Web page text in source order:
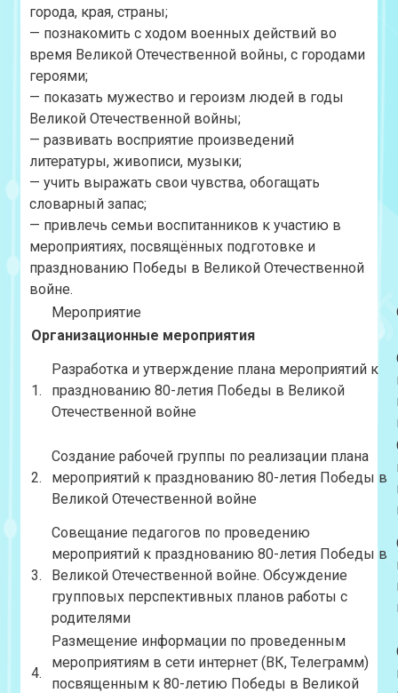
города, края, страны;
— познакомить с ходом военных действий во
время Великой Отечественной войны, с городами
героями;
— показать мужество и героизм людей в годы
Великой Отечественной войны;
— развивать восприятие произведений
литературы, живописи, музыки;
— учить выражать свои чувства, обогащать
словарный запас;
— привлечь семьи воспитанников к участию в
мероприятиях, посвящённых подготовке и
празднованию Победы в Великой Отечественной
войне.
Мероприятие
Организационные мероприятия
1.
Разработка и утверждение плана мероприятий к
празднованию 80-летия Победы в Великой
Отечественной войне
2.
Создание рабочей группы по реализации плана
мероприятий к празднованию 80-летия Победы в
Великой Отечественной войне
3.
Совещание педагогов по проведению
мероприятий к празднованию 80-летия Победы в
Великой Отечественной войне. Обсуждение
групповых перспективных планов работы с
родителями
4.
Размещение информации по проведенным
мероприятиям в сети интернет (ВК, Телеграмм)
посвященным к 80-летию Победы в Великой